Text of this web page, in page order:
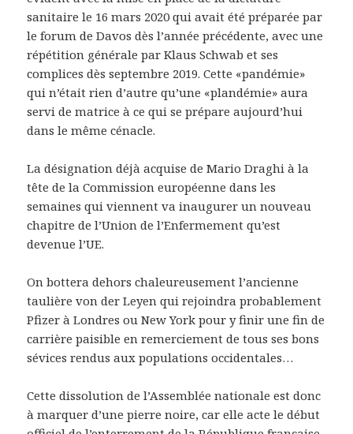
sanitaire le 16 mars 2020 qui avait été préparée par
le forum de Davos dès l’année précédente, avec une
répétition générale par Klaus Schwab et ses
complices dès septembre 2019. Cette «pandémie»
qui n’était rien d’autre qu’une «plandémie» aura
servi de matrice à ce qui se prépare aujourd’hui
dans le même cénacle.
La désignation déjà acquise de Mario Draghi à la
tête de la Commission européenne dans les
semaines qui viennent va inaugurer un nouveau
chapitre de l’Union de l’Enfermement qu’est
devenue l’UE.
On bottera dehors chaleureusement l’ancienne
taulière von der Leyen qui rejoindra probablement
Pfizer à Londres ou New York pour y finir une fin de
carrière paisible en remerciement de tous ses bons
sévices rendus aux populations occidentales…
Cette dissolution de l’Assemblée nationale est donc
à marquer d’une pierre noire, car elle acte le début